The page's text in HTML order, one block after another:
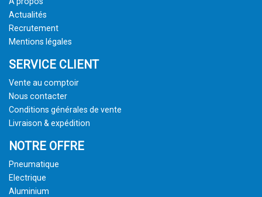
Actualités
Recrutement
Mentions légales
SERVICE CLIENT
Vente au comptoir
Nous contacter
Conditions générales de vente
Livraison & expédition
NOTRE OFFRE
Pneumatique
Electrique
Aluminium